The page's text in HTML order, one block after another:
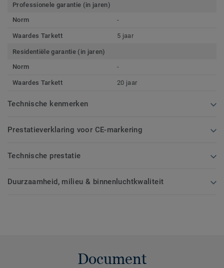
Professionele garantie (in jaren)
Norm
-
Waardes Tarkett 5 jaar
Residentiële garantie (in jaren)
Norm
-
Waardes Tarkett 20 jaar
Technische kenmerken
Prestatieverklaring voor CE-markering
Technische prestatie
Duurzaamheid, milieu & binnenluchtkwaliteit
Document